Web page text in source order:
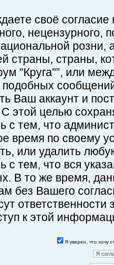
своё
нецензурного,
страны, страны,
"Круга"”, или
Ваш аккаунт и
этой целью
с тем, что
время по своему
или удалить
с тем, что вся
В то же время,
без Вашего
ответственности
к этой
Я уверен, что хочу